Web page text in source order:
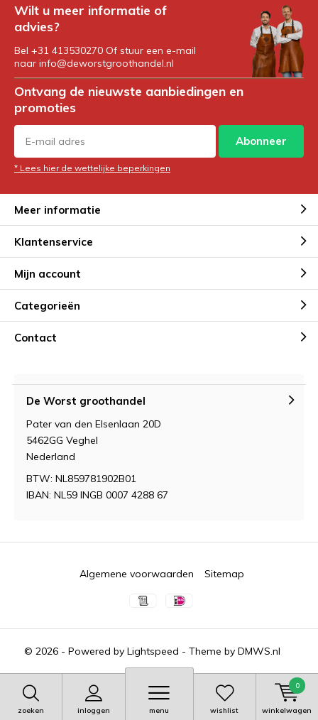
zoeken inloggen menu wishlist winkelwagen
0
Wilt u meer informatie of
advies?
Bel +31 413530270 Of stuur een e-mail
naar info@deworstgroothandel.nl
Ontvang de nieuwste aanbiedingen en
promoties
Abonneer
* Lees hier de wettelijke beperkingen
Meer informatie
Klantenservice
Mijn account
Categorieën
Contact
De Worst groothandel
Pater van den Elsenlaan 20D
5462GG Veghel
Nederland
BTW: NL859781902B01
IBAN: NL59 INGB 0007 4288 67
© 2026 - Powered by Lightspeed - Theme by DMWS.nl
Algemene voorwaarden Sitemap